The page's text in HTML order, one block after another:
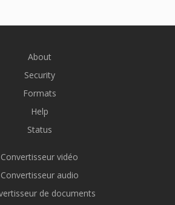
About
Security
Formats
Help
Status
Convertisseur vidéo
Convertisseur audio
de documents